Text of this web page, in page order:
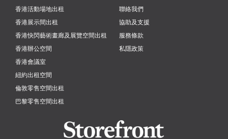
香港活動場地出租
香港展示間出租
香港快閃藝術畫廊及展覽空間出租
香港辦公空間
香港會議室
紐約出租空間
倫敦零售空間出租
巴黎零售空間出租
聯絡我們
協助及支援
服務條款
私隱政策